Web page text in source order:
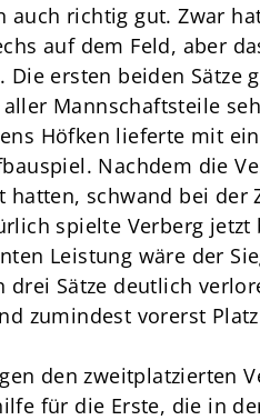
auch richtig gut. Zwar
auf dem Feld, aber
ersten beiden Sätze
Mannschaftsteile
Höfken lieferte mit
Nachdem die
hatten, schwand bei der
spielte Verberg
Leistung wäre der
drei Sätze deutlich
zumindest vorerst
den zweitplatzierten
für die Erste, die in